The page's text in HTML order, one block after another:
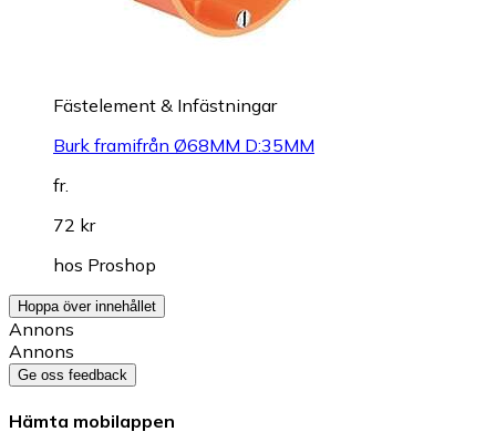
Fästelement & Infästningar
Burk framifrån Ø68MM D:35MM
fr.
72 kr
hos Proshop
Hoppa över innehållet
Annons
Annons
Ge oss feedback
Hämta mobilappen